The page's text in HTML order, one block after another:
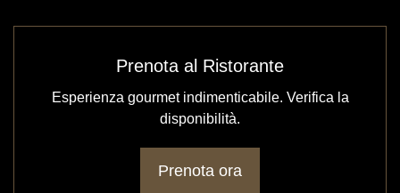
Prenota al Ristorante
Esperienza gourmet indimenticabile. Verifica la
disponibilità.
Prenota ora